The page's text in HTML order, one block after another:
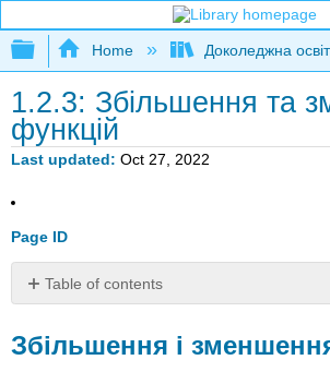
Expand/collapse global
Home Доколеджна
1.2.3: Збільшення та
функцій
Last updated Oct 27, 2022
Page ID
Table of contents
і
зменшення
Збільшення і